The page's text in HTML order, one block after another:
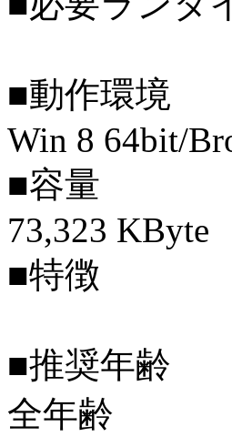
■動作環境
Win 8 64bit/
■容量
73,323 KByte
■特徴
■推奨年齢
全年齢